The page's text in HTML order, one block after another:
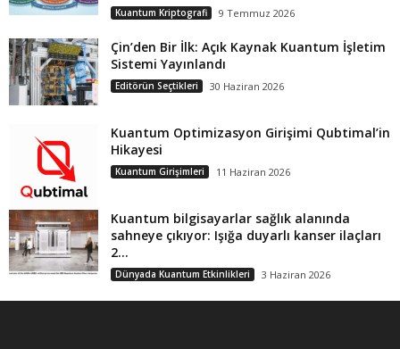
Kuantum Kriptografi 9 Temmuz 2026
Çin’den Bir İlk: Açık Kaynak Kuantum İşletim
Sistemi Yayınlandı
Editörün Seçtikleri 30 Haziran 2026
Kuantum Optimizasyon Girişimi Qubtimal’in
Hikayesi
Kuantum Girişimleri 11 Haziran 2026
Kuantum bilgisayarlar sağlık alanında
sahneye çıkıyor: Işığa duyarlı kanser ilaçları
2...
Dünyada Kuantum Etkinlikleri 3 Haziran 2026